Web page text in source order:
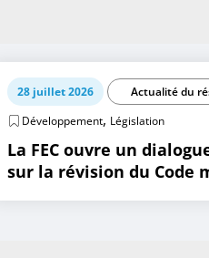
28 juillet 2026
Actualité du
Développement, Législation
La FEC ouvre un
sur la révision du Code